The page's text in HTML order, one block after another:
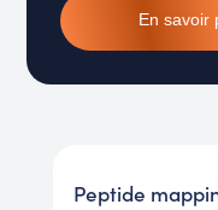
En savoir
Peptide